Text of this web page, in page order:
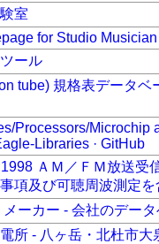
室
for Studio
ール
tube) 規格表データベ
Processors/Microchip
Libraries · GitHub
ＡＭ／ＦＭ放送
項及び可聴周波測定を
ーカー - 会社のデータ
所 - 八ヶ岳・北杜市大